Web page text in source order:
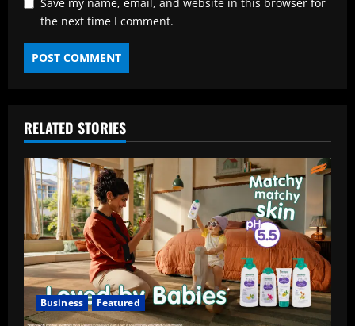
the next time I comment.
RELATED STORIES
Business Featured